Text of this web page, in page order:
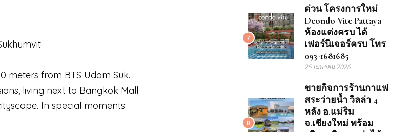
meters from BTS Udom Suk.
living next to Bangkok Mall.
In special moments.
7
ด่วน โครงการใหม่
Dcondo Vite Pattaya
ห้องแต่งครบ ได้
เฟอร์นิเจอร์ครบ โทร
093-1681685
25 เมษายน 2026
8
ขายกิจการร้านกาแฟ
สระว่ายน้ำ วิลล่า 4
หลัง อ.แม่ริม
จ.เชียงใหม่ พร้อม